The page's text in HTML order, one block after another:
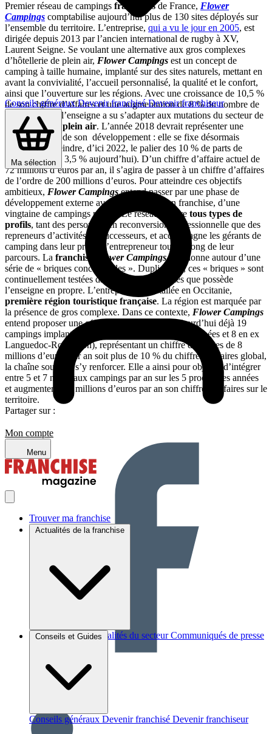
Conseils générauxDevenir franchiséDevenir franchiseur
Ma sélection
Mon compte
Menu
Trouver ma franchise
Actualités de la franchise
Brèves et actus Actualités du secteur Communiqués de presse
Conseils et Guides
Conseils généraux Devenir franchisé Devenir franchiseur
Premier réseau de campings franchisésde France, Flower
Campings comptabilise aujourd’hui plus de 130 sites déployés sur
l’ensemble du territoire. L’entreprise, qui a vu le jour en 2005, est
dirigée depuis 2013 par l’ancien international de rugby à XV,
Laurent Seigne. Se voulant une alternative aux gros complexes
d’hôtellerie de plein air, Flower Campings est un concept de
camping à taille humaine, implanté sur des sites naturels, mettant en
avant la convivialité, l’accueil personnalisé, la qualité et le confort,
ainsi que l’ouverture sur les régions. Avec une croissance de 10,5 %
de son chiffre d’affaires et une augmentation de 8 % du nombre de
nuits en 2017, l’enseigne a su s’adapter aux mutations du secteur de
l’hôtellerie en plein air. L’année 2018 devrait représenter une
nouvelle étape de son développement : elle se fixe désormais
l’objectif d’atteindre, d’ici 2022, le palier des 10 % de parts de
marché (contre 3,5 % aujourd’hui). D’un chiffre d’affaire actuel de
72 millions d’euros par an, il s’agira de passer à un chiffre d’affaires
de l’ordre de 200 millions d’euros. Pour atteindre ces objectifs
ambitieux, Flower Campingsentend passer par une phase de
développement externe avec l’intégration, en franchise, d’une
vingtaine de campings par an. Le réseau intègre tous types de
profils, tant des personnes en reconversion professionnelle que des
repreneurs d’activités ou successeurs, et accompagne les gérants de
camping dans leur projet d’entrepreneur tout au long de leur
parcours. La franchise Flower Campingsfonctionne autour d’une
série de « briques conceptuelles ». Duplicables, ces « briques » sont
continuellement testées dans les 10 sites pilotes que possède
l’enseigne en propre. L’entreprise est installée en Occitanie,
première région touristique française. La région est marquée par
la présence de gros complexe. Dans ce contexte, Flower Campings
entend proposer une offre alternative. Avec aujourd’hui déjà 19
campings implantés sur la zone (11 en ex Midi-Pyrénées et 8 en ex
Languedoc-Roussillon), représentant un chiffre d’affaires de 8
millions d’euros par an soit plus de 10 % du chiffre d’affaires global,
la chaîne souhaite s’y renforcer. Elle a ainsi pour objectif d’intégrer
entre 5 et 7 nouveaux campings par an sur les 5 prochaines années
et augmenter de 3 millions d’euros par an son chiffre d’affaires sur le
territoire.
Partager sur :